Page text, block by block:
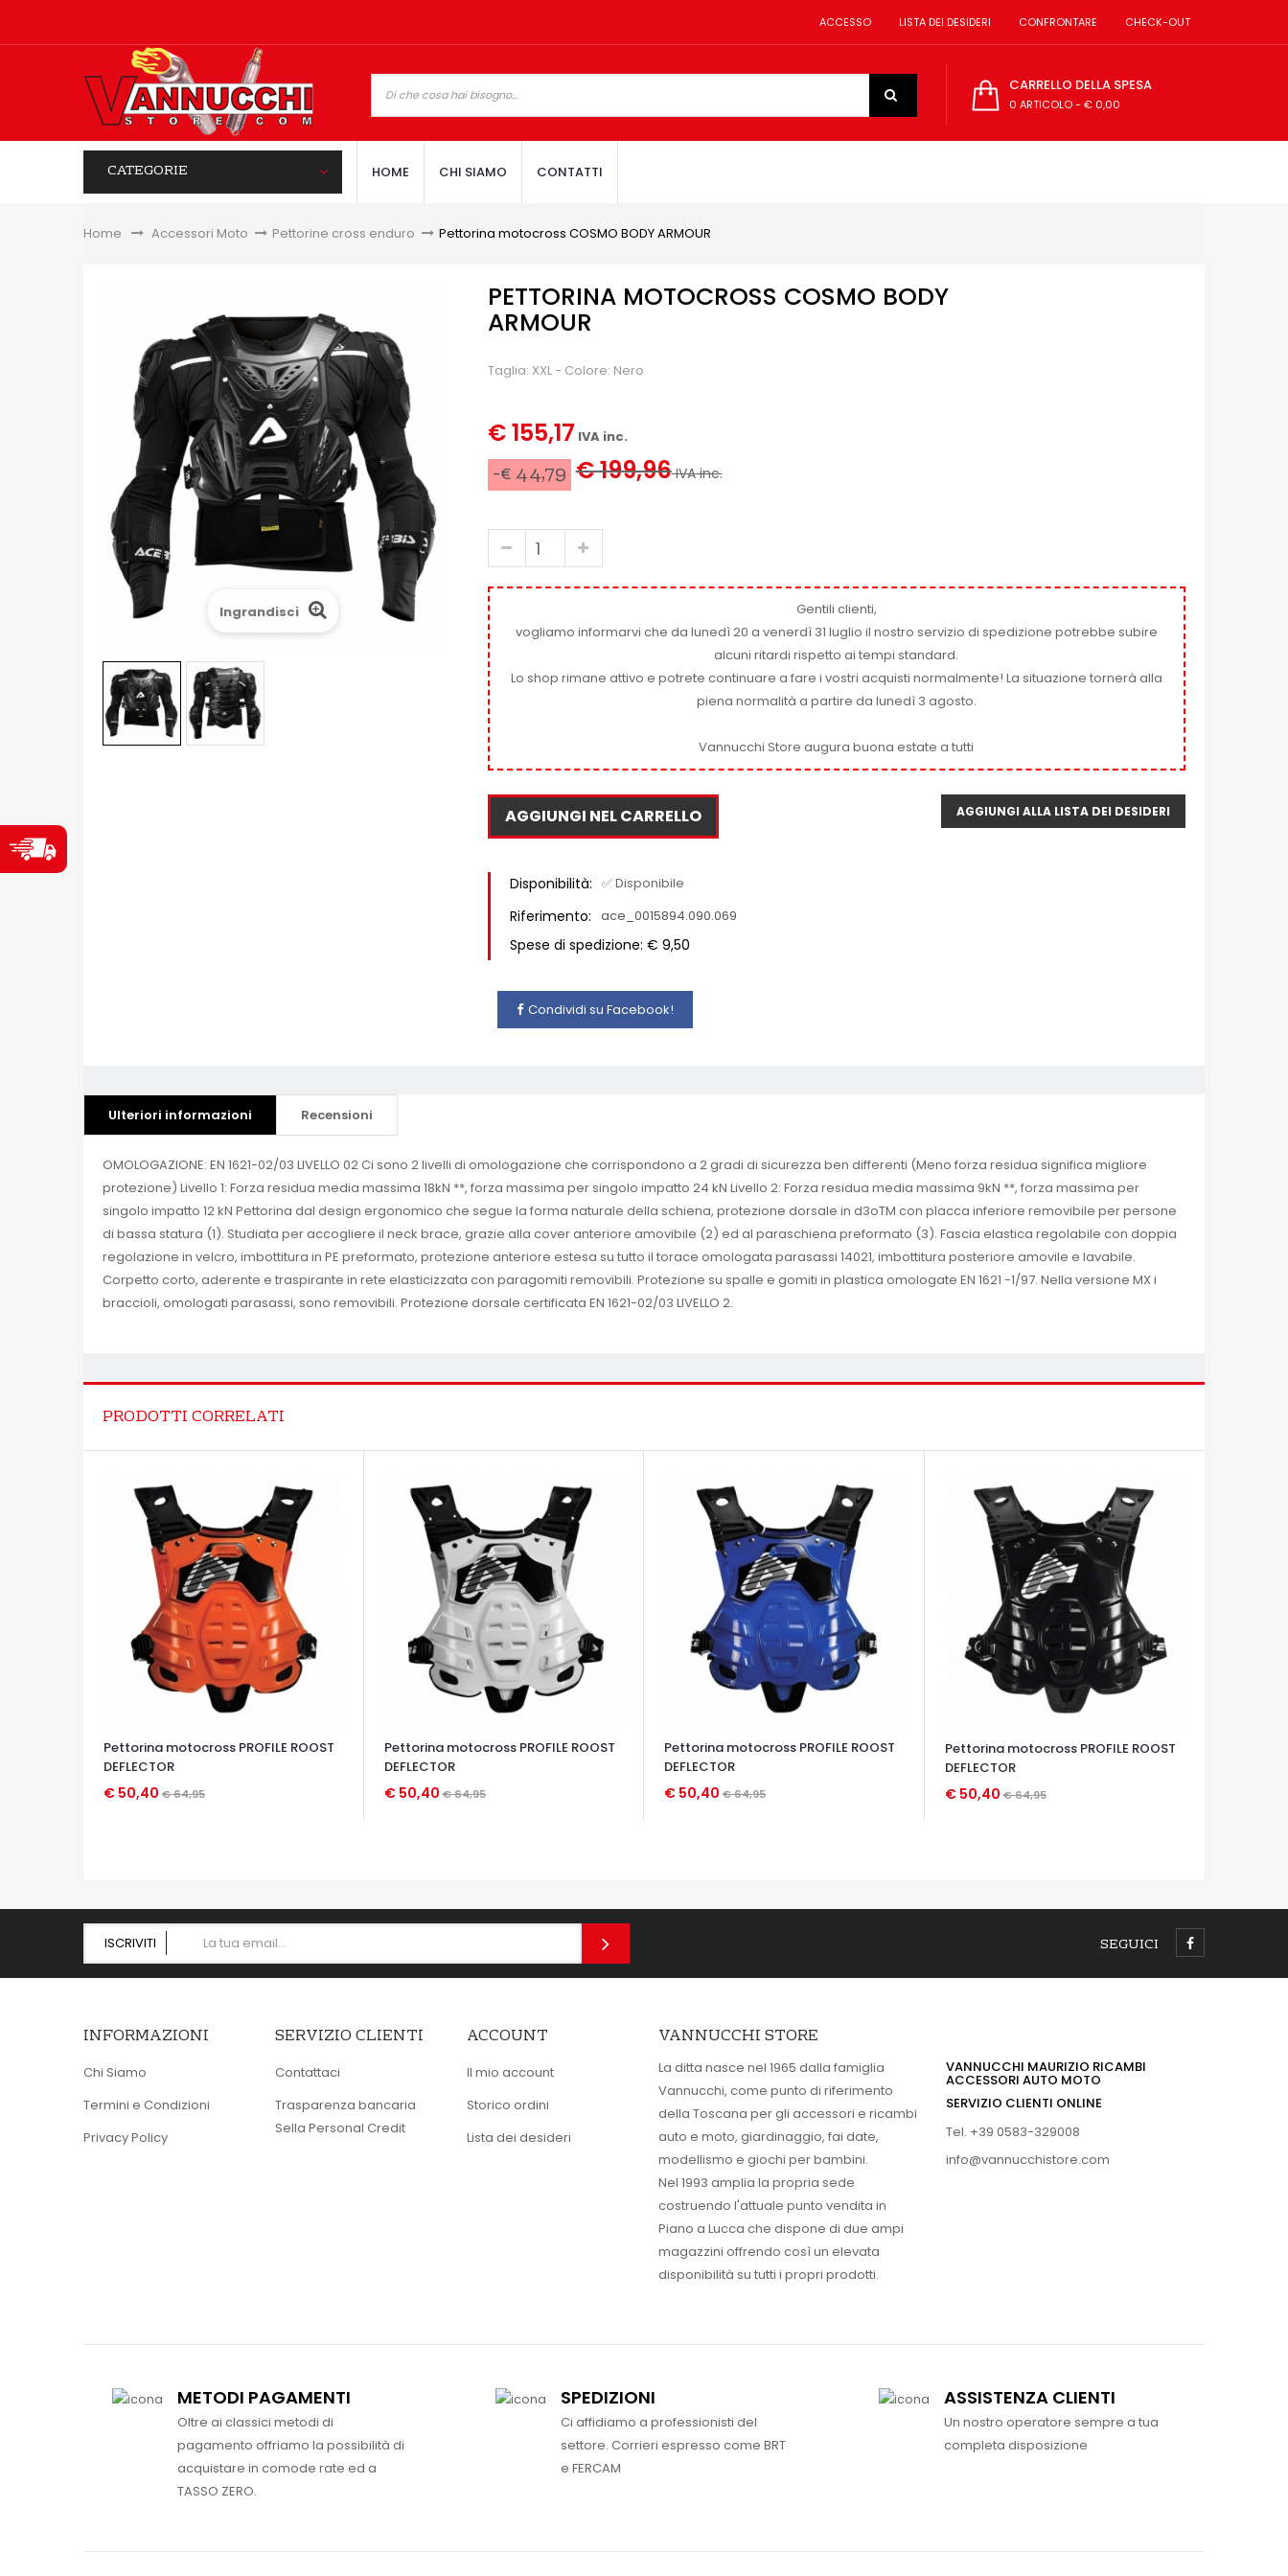
ACCESSO LISTA DEI DESIDERI CONFRONTARE CHECK-OUT
CARRELLO DELLA SPESA
0 ARTICOLO- € 0,00
CATEGORIE HOME CHI SIAMO CONTATTI
Home &gt;Accessori Moto > Pettorine cross enduro > Pettorina motocross COSMO BODY ARMOUR
Ingrandisci
PETTORINA MOTOCROSS COSMO BODY
ARMOUR
Taglia: XXL - Colore: Nero
€ 155,17 IVA inc.
-€ 44,79 € 199,96IVA inc.
Gentili clienti,
vogliamo informarvi che da lunedì 20 a venerdì 31 luglio il nostro servizio di spedizione potrebbe subire
alcuni ritardi rispetto ai tempi standard.
Lo shop rimane attivo e potrete continuare a fare i vostri acquisti normalmente! La situazione tornerà alla
piena normalità a partire da lunedì 3 agosto.
Vannucchi Store augura buona estate a tutti
AGGIUNGI NEL CARRELLO AGGIUNGI ALLA LISTA DEI DESIDERI
Disponibilità: ✅ Disponibile
Riferimento: ace_0015894.090.069
Spese di spedizione: € 9,50
Condividi su Facebook!
Ulteriori informazioni Recensioni
OMOLOGAZIONE: EN 1621-02/03 LIVELLO 02 Ci sono 2 livelli di omologazione che corrispondono a 2 gradi di sicurezza ben differenti (Meno forza residua significa migliore
protezione) Livello 1: Forza residua media massima 18kN **, forza massima per singolo impatto 24 kN Livello 2: Forza residua media massima 9kN **, forza massima per
singolo impatto 12 kN Pettorina dal design ergonomico che segue la forma naturale della schiena, protezione dorsale in d3oTM con placca inferiore removibile per persone
di bassa statura (1). Studiata per accogliere il neck brace, grazie alla cover anteriore amovibile (2) ed al paraschiena preformato (3). Fascia elastica regolabile con doppia
regolazione in velcro, imbottitura in PE preformato, protezione anteriore estesa su tutto il torace omologata parasassi 14021, imbottitura posteriore amovile e lavabile.
Corpetto corto, aderente e traspirante in rete elasticizzata con paragomiti removibili. Protezione su spalle e gomiti in plastica omologate EN 1621 -1/97. Nella versione MX i
braccioli, omologati parasassi, sono removibili. Protezione dorsale certificata EN 1621-02/03 LIVELLO 2.
PRODOTTI CORRELATI
Pettorina motocross PROFILE ROOST
DEFLECTOR
€ 50,40 € 64,95
Pettorina motocross PROFILE ROOST
DEFLECTOR
€ 50,40€ 64,95
Pettorina motocross PROFILE ROOST
DEFLECTOR
€ 50,40 € 64,95
Pettorina motocross PROFILE ROOST
DEFLECTOR
€ 50,40€ 64,95
ISCRIVITI SEGUICI
INFORMAZIONI
Chi Siamo
Termini e Condizioni
Privacy Policy
SERVIZIO CLIENTI
Contattaci
Trasparenza bancaria
Sella Personal Credit
ACCOUNT
Il mio account
Storico ordini
Lista dei desideri
VANNUCCHI STORE
La ditta nasce nel 1965 dalla famiglia
Vannucchi, come punto di riferimento
della Toscana per gli accessori e ricambi
auto e moto, giardinaggio, fai date,
modellismo e giochi per bambini.
Nel 1993 amplia la propria sede
costruendo l'attuale punto vendita in
Piano a Lucca che dispone di due ampi
magazzini offrendo così un elevata
disponibilità su tutti i propri prodotti.
VANNUCCHI MAURIZIO RICAMBI
ACCESSORI AUTO MOTO
SERVIZIO CLIENTI ONLINE
Tel. +39 0583-329008
info@vannucchistore.com
METODI PAGAMENTI
Oltre ai classici metodi di
pagamento offriamo la possibilità di
acquistare in comode rate ed a
TASSO ZERO.
SPEDIZIONI
Ci affidiamo a professionisti del
settore. Corrieri espresso come BRT
e FERCAM
ASSISTENZA CLIENTI
Un nostro operatore sempre a tua
completa disposizione